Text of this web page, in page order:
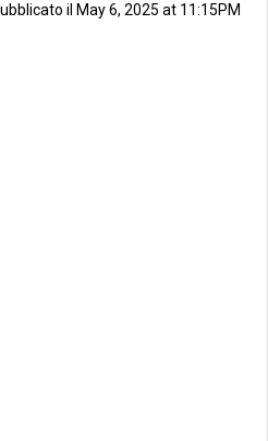
il May 6, 2025 at 11:15PM